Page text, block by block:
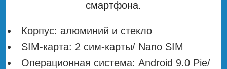
смартфона.
Корпус: алюминий и стекло
SIM-карта: 2 сим-карты/ Nano SIM
Операционная система: Android 9.0 Pie/